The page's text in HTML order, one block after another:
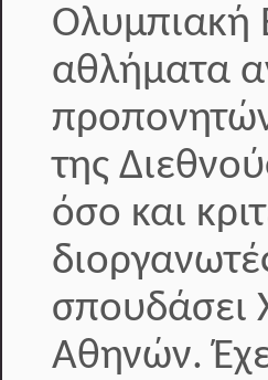
Ολυμπιακή
αθλήματα
της
όσο και
σπουδάσει
Αθηνών.